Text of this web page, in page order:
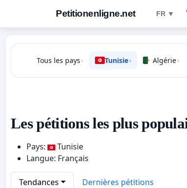
Petitionenligne.net FR ▼
Tous les pays › Tunisie› Algérie›
Les pétitions les plus
Pays:
Tunisie
Langue: Français
Tendances Dernières pétitions